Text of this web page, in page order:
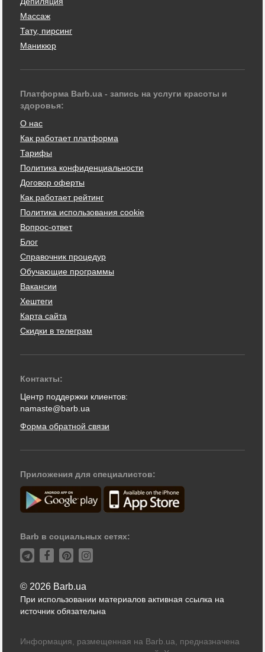
Массаж
Тату, пирсинг
Маникюр
Платформа Barb.ua - запись на услуги красоты и
здоровья:
О нас
Как работает платформа
Тарифы
Политика конфиденциальности
Договор оферты
Как работает рейтинг
Политика использования cookie
Вопрос-ответ
Блог
Справочник процедур
Обучающие программы
Вакансии
Хештеги
Карта сайта
Скидки в телеграм
Контакты:
Центр поддержки клиентов:
namaste@barb.ua
Форма обратной связи
Приложения для специалистов:
Barb в социальных сетях:
© 2026 Barb.ua
При использовании материалов активная ссылка на
источник обязательна
Информация, размещенная на Barb.ua, предназначена